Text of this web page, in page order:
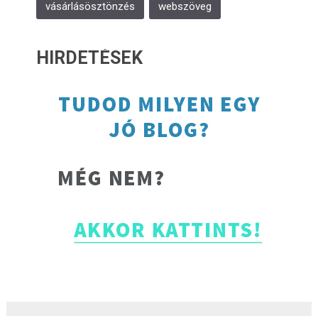
vásárlásösztönzés webszöveg
HIRDETÉSEK